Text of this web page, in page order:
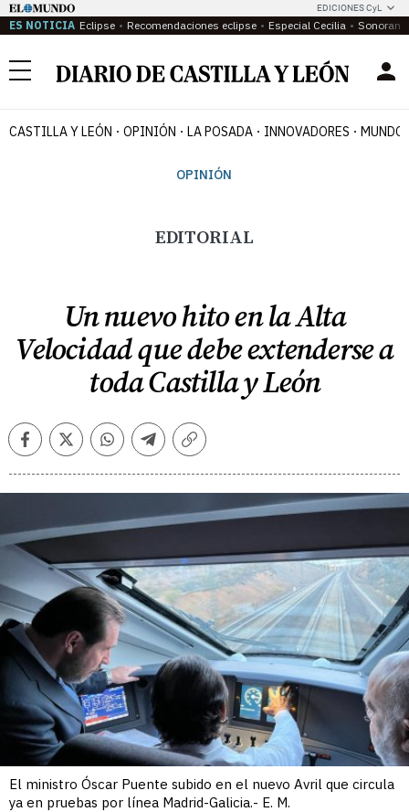
EDICIONES CyL
ES NOTICIA Eclipse Recomendaciones eclipse Especial Cecilia
Menú
CASTILLA Y LEÓN OPINIÓN LA POSADA INNOVADORES MUNDO
OPINIÓN
EDITORIAL
Un nuevo hito en la Alta
Velocidad que debe extenderse a
toda Castilla y León
FacebookTwitterWhatsappTelegramCopiar
El ministro Óscar Puente subido en el nuevo Avril que circula
ya en pruebas por línea Madrid-Galicia.- E. M.